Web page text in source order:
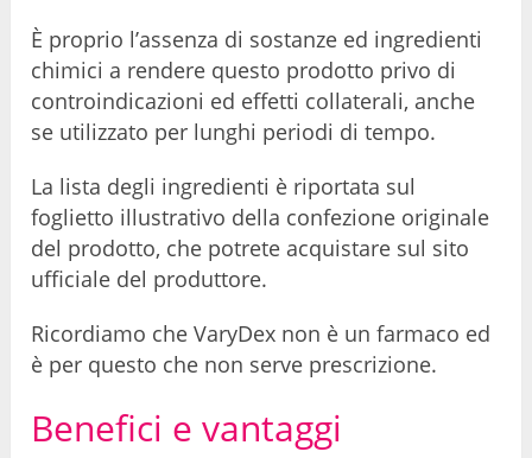
È proprio l’assenza di sostanze ed ingredienti
chimici a rendere questo prodotto privo di
controindicazioni ed effetti collaterali, anche
se utilizzato per lunghi periodi di tempo.
La lista degli ingredienti è riportata sul
foglietto illustrativo della confezione originale
del prodotto, che potrete acquistare sul sito
ufficiale del produttore.
Ricordiamo che VaryDex non è un farmaco ed
è per questo che non serve prescrizione.
Benefici e vantaggi